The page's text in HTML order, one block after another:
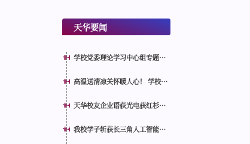
天华要闻
学校党委理论学习中心组专题学
高温送清凉关怀暖人心！ 学校领
天华校友企业语荻光电获红杉中
我校学子斩获长三角人工智能奥